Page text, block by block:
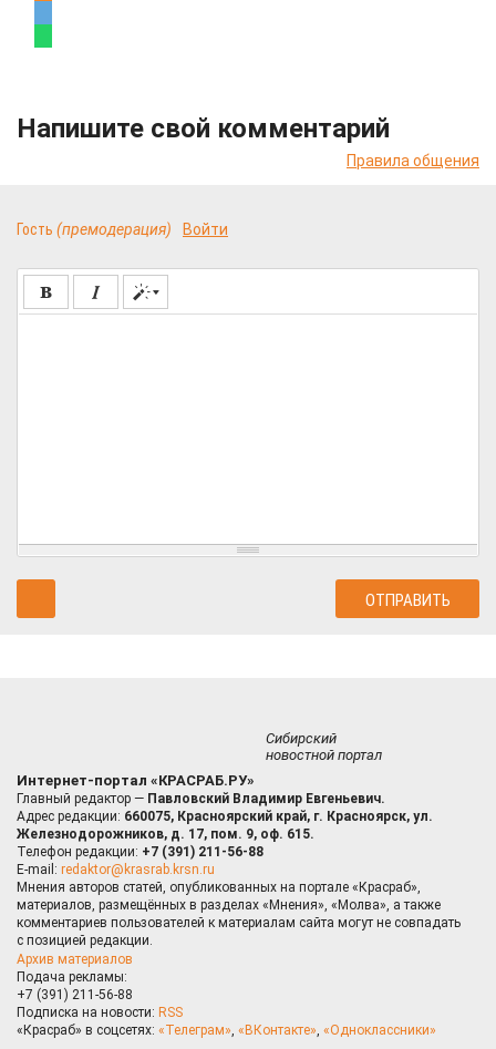
Напишите свой комментарий
Правила общения
Гость (премодерация) Войти
Сибирский
новостной портал
Интернет-портал «КРАСРАБ.РУ»
Главный редактор — Павловский Владимир Евгеньевич.
Адрес редакции: 660075, Красноярский край, г. Красноярск, ул.
Железнодорожников, д. 17, пом. 9, оф. 615.
Телефон редакции: +7 (391) 211-56-88
E-mail: redaktor@krasrab.krsn.ru
Мнения авторов статей, опубликованных на портале «Красраб»,
материалов, размещённых в разделах «Мнения», «Молва», а также
комментариев пользователей к материалам сайта могут не совпадать
с позицией редакции.
Архив материалов
Подача рекламы:
+7 (391) 211-56-88
Подписка на новости: RSS
«Красраб» в соцсетях: «Телеграм», «ВКонтакте», «Одноклассники»